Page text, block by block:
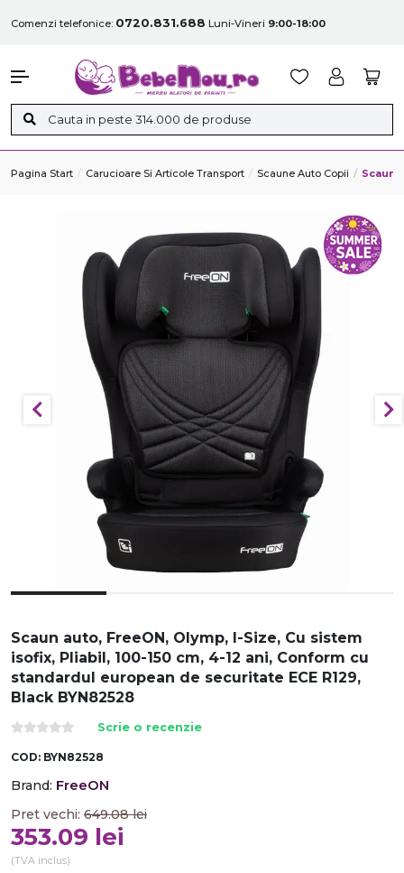
Comenzi telefonice: 0720.831.688 Luni-Vineri 9:00-18:00
Pagina Start Carucioare Si Articole Transport Scaune Auto Copii Scaun
Scaun auto, FreeON, Olymp, I-Size, Cu sistem
isofix, Pliabil, 100-150 cm, 4-12 ani, Conform cu
standardul european de securitate ECE R129,
Black BYN82528
Scrie o recenzie
COD: BYN82528
Brand: FreeON
Pret vechi: 649.08 lei
353.09 lei
(TVA inclus)